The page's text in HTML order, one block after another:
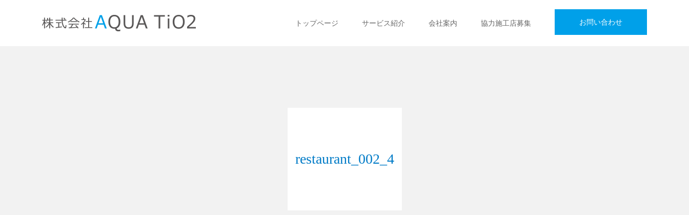
お問い合わせ
トップページ サービス紹介 会社案内 協力施工店募集
restaurant_002_4